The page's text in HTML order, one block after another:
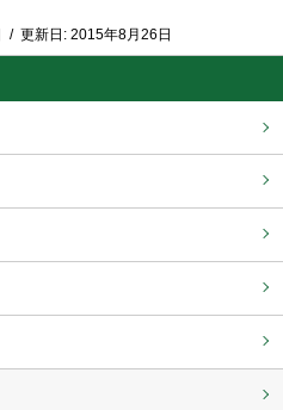
/ 更新日: 2015年8月26日